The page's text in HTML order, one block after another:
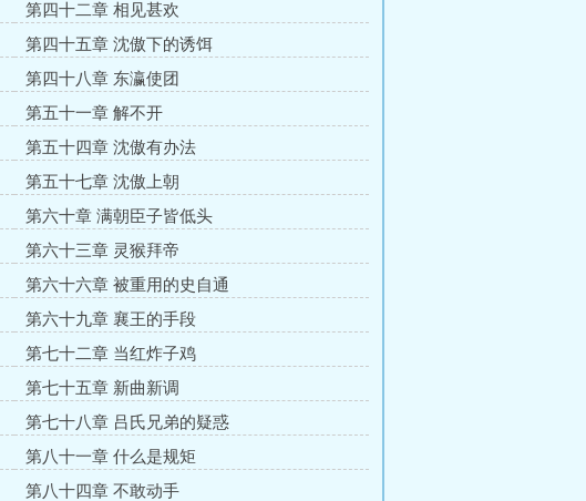
第四十二章 相见甚欢
第四十五章 沈傲下的诱饵
第四十八章 东瀛使团
第五十一章 解不开
第五十四章 沈傲有办法
第五十七章 沈傲上朝
第六十章 满朝臣子皆低头
第六十三章 灵猴拜帝
第六十六章 被重用的史自通
第六十九章 襄王的手段
第七十二章 当红炸子鸡
第七十五章 新曲新调
第七十八章 吕氏兄弟的疑惑
第八十一章 什么是规矩
第八十四章 不敢动手